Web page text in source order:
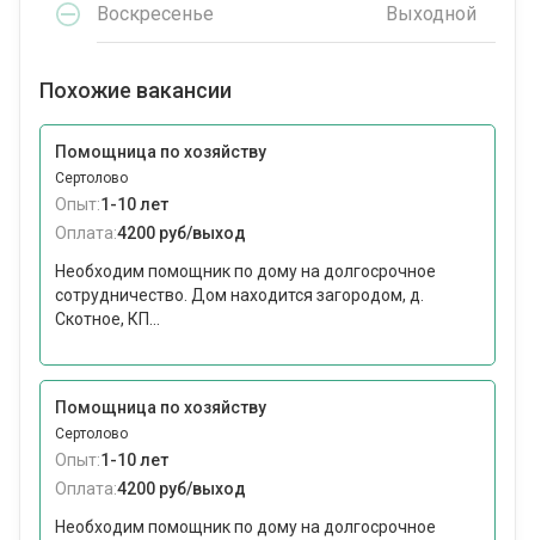
Воскресенье Выходной
Похожие вакансии
Помощница по хозяйству
Сертолово
Опыт:1-10 лет
Оплата:4200 руб/выход
Необходим помощник по дому на долгосрочное
сотрудничество. Дом находится загородом, д.
Скотное, КП...
Помощница по хозяйству
Сертолово
Опыт:1-10 лет
Оплата:4200 руб/выход
Необходим помощник по дому на долгосрочное